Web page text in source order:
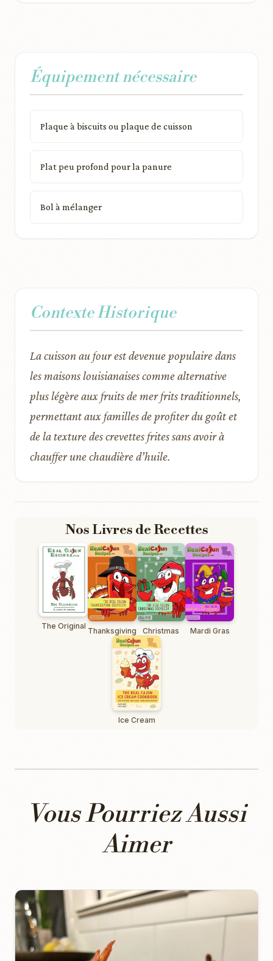
Équipement nécessaire
Plaque à biscuits ou plaque de cuisson
Plat peu profond pour la panure
Bol à mélanger
Contexte Historique
La cuisson au four est devenue populaire dans
les maisons louisianaises comme alternative
plus légère aux fruits de mer frits traditionnels,
permettant aux familles de profiter du goût et
de la texture des crevettes frites sans avoir à
chauffer une chaudière d’huile.
Nos Livres de Recettes
The Original Thanksgiving Christmas Mardi Gras
Ice Cream
Vous Pourriez Aussi
Aimer